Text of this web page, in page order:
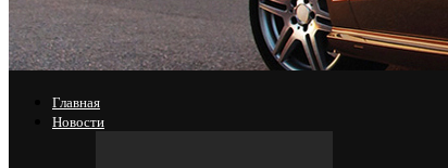
Главная
Новости